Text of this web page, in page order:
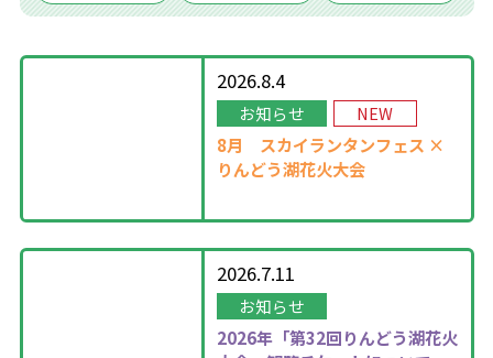
2026.8.4
お知らせ NEW
8月 スカイランタンフェス ×
りんどう湖花火大会
2026.7.11
お知らせ
2026年 「第32回りんどう湖花火